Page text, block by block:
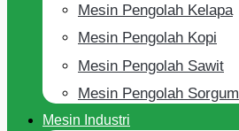
Mesin Pengolah Kelapa
Mesin Pengolah Kopi
Mesin Pengolah Sawit
Mesin Pengolah Sorgum
Mesin Industri